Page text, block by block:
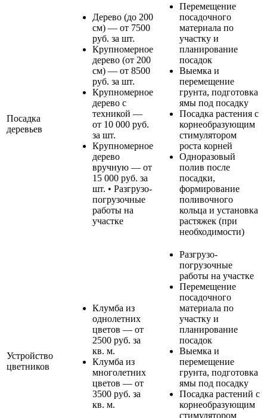
Посадка
деревьев
Дерево (до 200
см) — от 7500
руб. за шт.
Крупномерное
дерево (от 200
см) — от 8500
руб. за шт.
Крупномерное
дерево с
техникой —
от 10 000 руб.
за шт.
Крупномерное
дерево
вручную — от
15 000 руб. за
шт. • Разгрузо-
погрузочные
работы на
участке
Перемещение
посадочного
материала по
участку и
планирование
посадок
Выемка и
перемещение
грунта, подготовка
ямы под посадку
Посадка растения с
корнеобразующим
стимулятором
роста корней
Одноразовый
полив после
посадки,
формирование
поливочного
кольца и установка
растяжек (при
необходимости)
Устройство
цветников
Клумба из
однолетних
цветов — от
2500 руб. за
кв. м.
Клумба из
многолетних
цветов — от
3500 руб. за
кв. м.
Разгрузо-
погрузочные
работы на участке
Перемещение
посадочного
материала по
участку и
планирование
посадок
Выемка и
перемещение
грунта, подготовка
ямы под посадку
Посадка растений с
корнеобразующим
стимулятором